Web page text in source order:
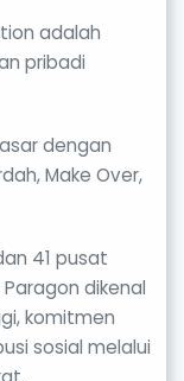
adalah
pribadi
dengan
Make Over,
41 pusat
dikenal
komitmen
sosial melalui